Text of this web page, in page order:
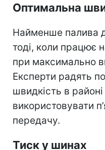
Оптимальна
Найменше палива
тоді, коли працює
при максимально
Експерти радять
швидкість в
використовувати
передачу.
Тиск у шинах